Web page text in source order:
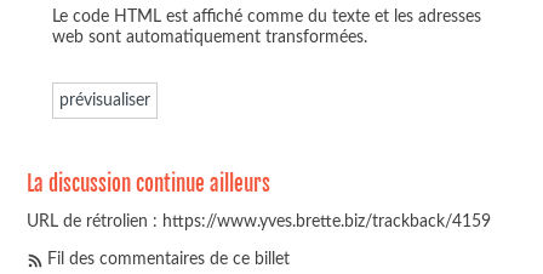
Le code HTML est affiché comme du texte et les adresses
web sont automatiquement transformées.
La discussion continue ailleurs
URL de rétrolien : https://www.yves.brette.biz/trackback/4159
Fil des commentaires de ce billet